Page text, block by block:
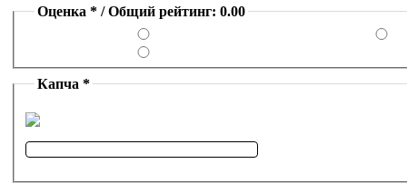
Оценка * / Общий рейтинг: 0.00
Капча *